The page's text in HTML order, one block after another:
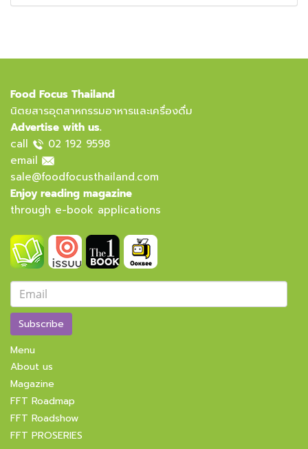
Food Focus Thailand
นิตยสารอุตสาหกรรมอาหารและเครื่องดื่ม
Advertise with us.
call
02 192 9598
email
sale@foodfocusthailand.com
Enjoy reading magazine
through e-book applications
Subscribe
Menu
About us
Magazine
FFT Roadmap
FFT Roadshow
FFT PROSERIES